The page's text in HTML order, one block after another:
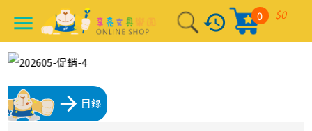
menu history $0
0
arrow_forward 目錄